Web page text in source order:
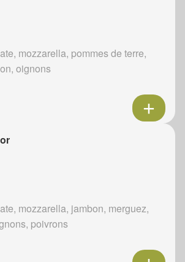
mozzarella, pommes de terre,
oignons
mozzarella, jambon, merguez,
poivrons